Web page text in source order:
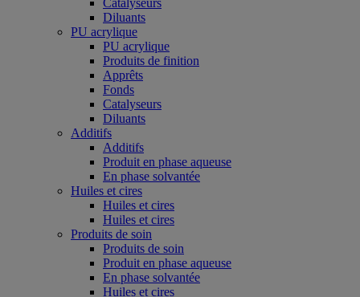
Catalyseurs
Diluants
PU acrylique
PU acrylique
Produits de finition
Apprêts
Fonds
Catalyseurs
Diluants
Additifs
Additifs
Produit en phase aqueuse
En phase solvantée
Huiles et cires
Huiles et cires
Huiles et cires
Produits de soin
Produits de soin
Produit en phase aqueuse
En phase solvantée
Huiles et cires